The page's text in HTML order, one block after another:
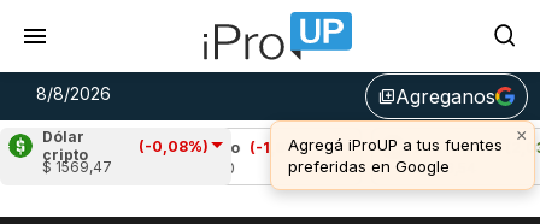
8/8/2026 library_addAgreganos
Dólar
cripto
(-0,08%)
$ 1569,47
Cardano (-1,61%)
Avalanche (2,03%)
u$s 6,54